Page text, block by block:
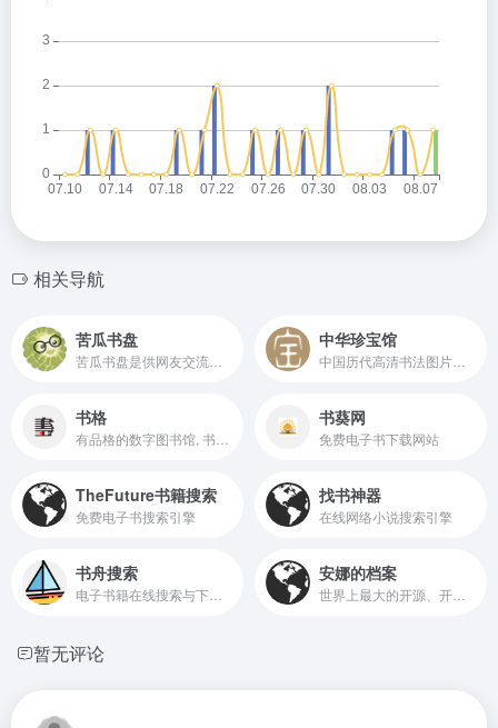
相关导航
苦瓜书盘 中华珍宝馆
书格 书葵网
免费电子书下载网站
TheFuture书籍搜索
免费电子书搜索引擎
找书神器
在线网络小说搜索引擎
书舟搜索 安娜的档案
暂无评论